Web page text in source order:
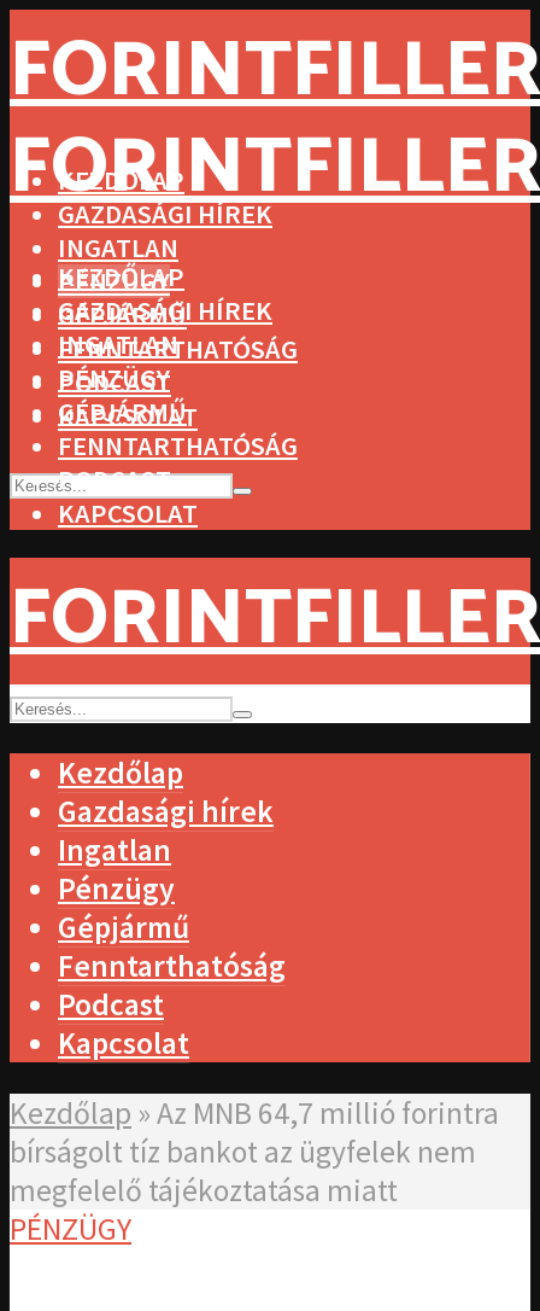
KEZDŐLAP
GAZDASÁGI HÍREK
INGATLAN
PÉNZÜGY
GÉPJÁRMŰ
FENNTARTHATÓSÁG
PODCAST
KAPCSOLAT
KEZDŐLAP
GAZDASÁGI HÍREK
INGATLAN
PÉNZÜGY
GÉPJÁRMŰ
FENNTARTHATÓSÁG
PODCAST
KAPCSOLAT
Kezdőlap
Gazdasági hírek
Ingatlan
Pénzügy
Gépjármű
Fenntarthatóság
Podcast
Kapcsolat
Kezdőlap »Az MNB 64,7 millió forintra
bírságolt tíz bankot az ügyfelek nem
megfelelő tájékoztatása miatt
PÉNZÜGY